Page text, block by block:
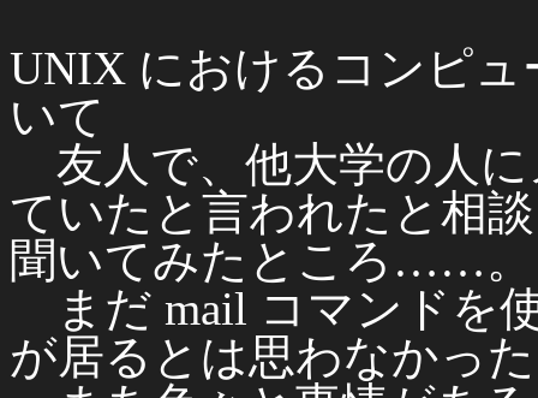
UNIX におけるコンピ
いて
友人で、他大学の人
ていたと言われたと相
聞いてみたところ……。
まだ mail コマンドを
が居るとは思わなかっ